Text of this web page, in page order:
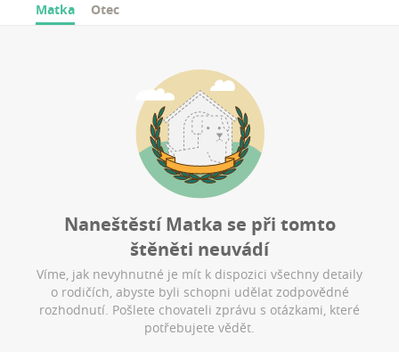
Matka Otec
NaneštěstíMatka se při tomto
štěněti neuvádí
Víme, jak nevyhnutné je mít k dispozici všechny detaily
o rodičích, abyste byli schopni udělat zodpovědné
rozhodnutí. Pošlete chovateli zprávu s otázkami, které
potřebujete vědět.